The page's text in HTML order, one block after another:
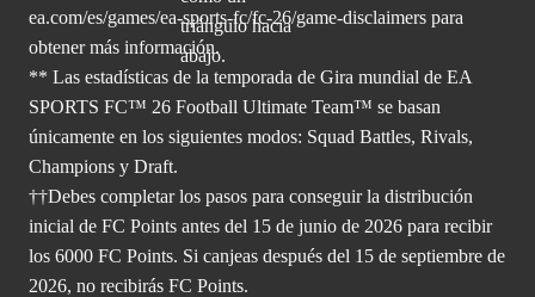
ea.com/es/games/ea-sports-fc/fc-26/game-disclaimers para
obtenermás información.
** Las estadísticas de la temporada de Gira mundial de EA
SPORTS FC™ 26 Football Ultimate Team™ se basan
únicamente en los siguientes modos: Squad Battles, Rivals,
Champions y Draft.
††Debes completar los pasos para conseguir la distribución
inicial de FC Points antes del 15 de junio de 2026 para recibir
los 6000 FC Points. Si canjeas después del 15 de septiembre de
2026, no recibirás FC Points.